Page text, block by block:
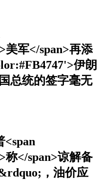
美军</span>再添
伊朗
总统的签字毫无
<span
称</span>谅解备
，油价应